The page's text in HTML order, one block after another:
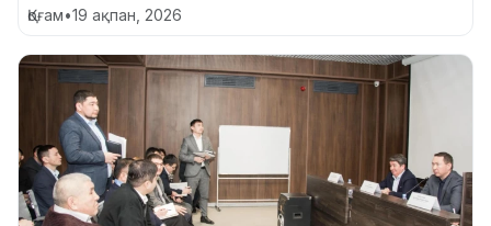
Қоғам•19 ақпан, 2026